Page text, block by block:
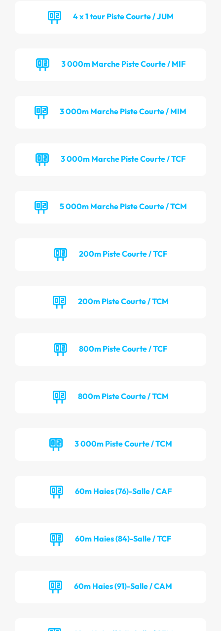
4 x 1 tour Piste Courte / JUM
3 000m Marche Piste Courte / MIF
3 000m Marche Piste Courte / MIM
3 000m Marche Piste Courte / TCF
5 000m Marche Piste Courte / TCM
200m Piste Courte / TCF
200m Piste Courte / TCM
800m Piste Courte / TCF
800m Piste Courte / TCM
3 000m Piste Courte / TCM
60m Haies (76)-Salle / CAF
60m Haies (84)-Salle / TCF
60m Haies (91)-Salle / CAM